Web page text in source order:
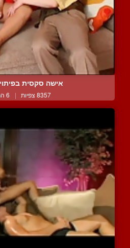
אישה סקסית
8357 צפיות | 6 המלצות